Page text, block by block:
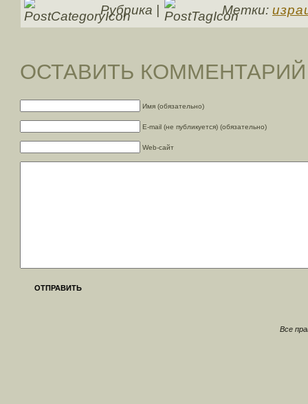
Рубрика | Метки:
ОСТАВИТЬ КОММЕНТАРИЙ
Имя (обязательно)
E-mail (не публикуется) (обязательно)
Web-сайт
ОТПРАВИТЬ
Все